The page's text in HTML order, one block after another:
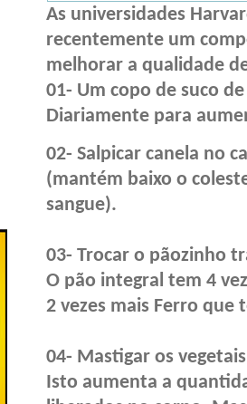
As universidades
recentemente um
melhorar a qualidade
01- Um copo de suco
Diariamente para
02- Salpicar canela no
(mantém baixo o
sangue).
03- Trocar o pãozinho
O pão integral tem 4
2 vezes mais Ferro que
04- Mastigar os
Isto aumenta a